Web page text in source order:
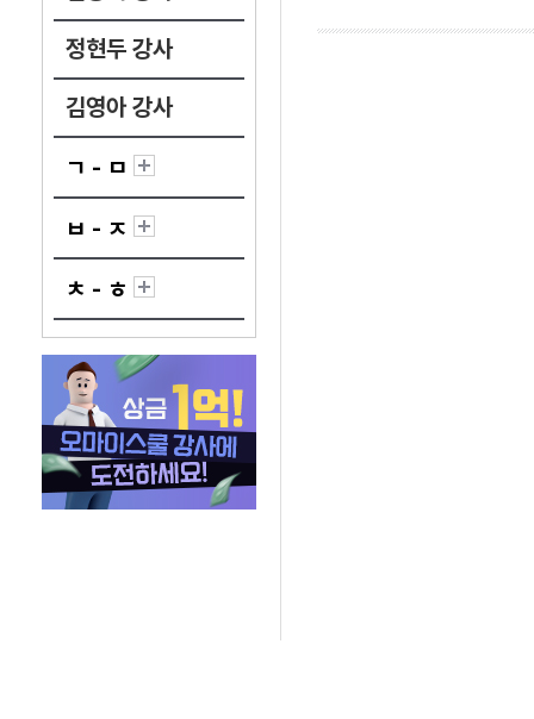
정현두 강사
김영아 강사
ㄱ - ㅁ
ㅂ - ㅈ
ㅊ - ㅎ